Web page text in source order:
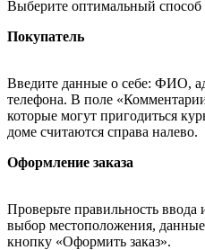
Выберите оптимальный способ
Покупатель
Введите данные о себе: ФИО,
телефона. В поле
которые могут пригодиться
доме считаются справа налево.
Оформление заказа
Проверьте правильность
выбор местоположения,
кнопку «Оформить заказ».